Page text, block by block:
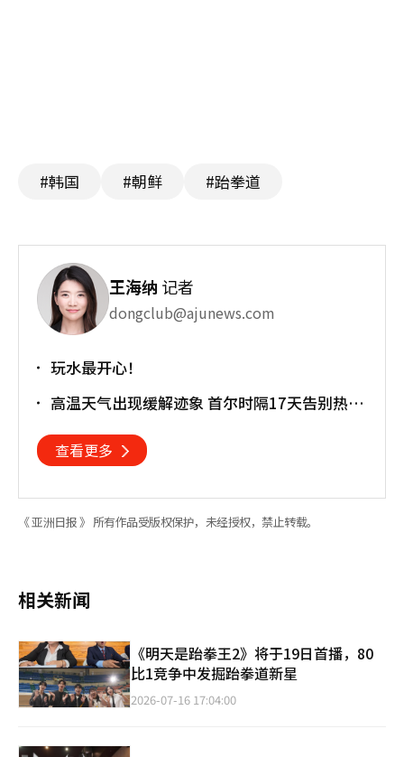
#韩国 #朝鲜 #跆拳道
王海纳 记者
dongclub@ajunews.com
玩水最开心！
高温天气出现缓解迹象 首尔时隔17天告别热带
查看更多
《 亚洲日报 》 所有作品受版权保护，未经授权，禁止转载。
相关新闻
《明天是跆拳王2》将于19日首播，80
比1竞争中发掘跆拳道新星
2026-07-16 17:04:00